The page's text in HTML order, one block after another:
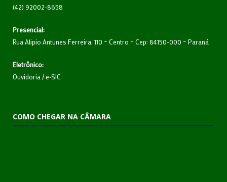
(42) 92002-8658
Presencial:
Rua Alipio Antunes Ferreira, 110 – Centro – Cep: 84150-000 – Paraná
Eletrônico:
Ouvidoria/e-SIC
COMO CHEGAR NA CÂMARA